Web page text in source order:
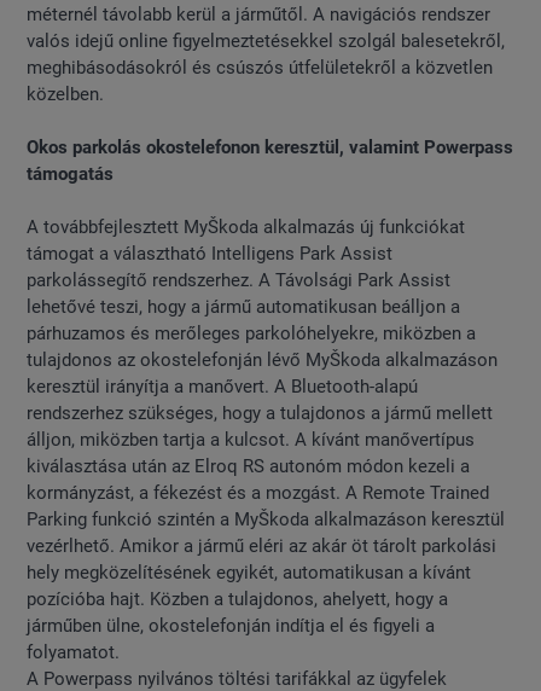
méternél távolabb kerül a járműtől. A navigációs rendszer
valós idejű online figyelmeztetésekkel szolgál balesetekről,
meghibásodásokról és csúszós útfelületekről a közvetlen
közelben.
Okos parkolás okostelefonon keresztül, valamint Powerpass
támogatás
A továbbfejlesztett MyŠkoda alkalmazás új funkciókat
támogat a választható Intelligens Park Assist
parkolássegítő rendszerhez. A Távolsági Park Assist
lehetővé teszi, hogy a jármű automatikusan beálljon a
párhuzamos és merőleges parkolóhelyekre, miközben a
tulajdonos az okostelefonján lévő MyŠkoda alkalmazáson
keresztül irányítja a manővert. A Bluetooth-alapú
rendszerhez szükséges, hogy a tulajdonos a jármű mellett
álljon, miközben tartja a kulcsot. A kívánt manővertípus
kiválasztása után az Elroq RS autonóm módon kezeli a
kormányzást, a fékezést és a mozgást. A Remote Trained
Parking funkció szintén a MyŠkoda alkalmazáson keresztül
vezérlhető. Amikor a jármű eléri az akár öt tárolt parkolási
hely megközelítésének egyikét, automatikusan a kívánt
pozícióba hajt. Közben a tulajdonos, ahelyett, hogy a
járműben ülne, okostelefonján indítja el és figyeli a
folyamatot.
A Powerpass nyilvános töltési tarifákkal az ügyfelek